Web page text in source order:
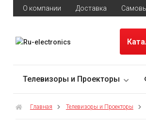
О компании Доставка
Телевизоры и Проекторы
Главная Телевизоры и Проекторы